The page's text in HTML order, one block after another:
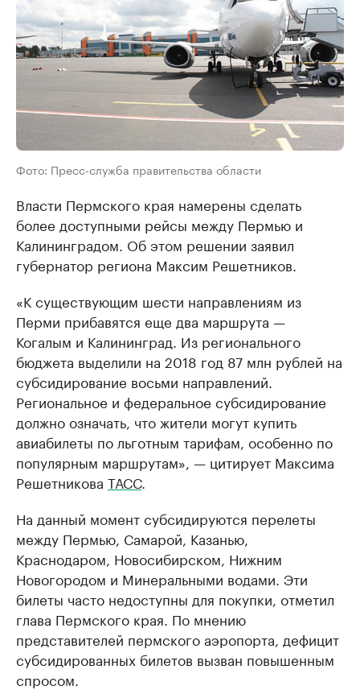
Фото: Пресс-служба правительства области
Власти Пермского края намерены сделать
более доступными рейсы между Пермью и
Калининградом. Об этом решении заявил
губернатор региона Максим Решетников.
«К существующим шести направлениям из
Перми прибавятся еще два маршрута —
Когалым и Калининград. Из регионального
бюджета выделили на 2018 год 87 млн рублей на
субсидирование восьми направлений.
Региональное и федеральное субсидирование
должно означать, что жители могут купить
авиабилеты по льготным тарифам, особенно по
популярным маршрутам», — цитирует Максима
Решетникова ТАСС.
На данный момент субсидируются перелеты
между Пермью, Самарой, Казанью,
Краснодаром, Новосибирском, Нижним
Новогородом и Минеральными водами. Эти
билеты часто недоступны для покупки, отметил
глава Пермского края. По мнению
представителей пермского аэропорта, дефицит
субсидированных билетов вызван повышенным
спросом.